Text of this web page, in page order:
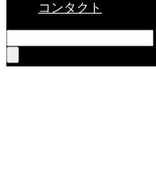
コンタクト